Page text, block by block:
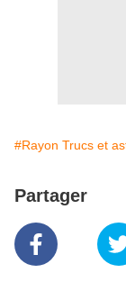
#Rayon Trucs et
Partager